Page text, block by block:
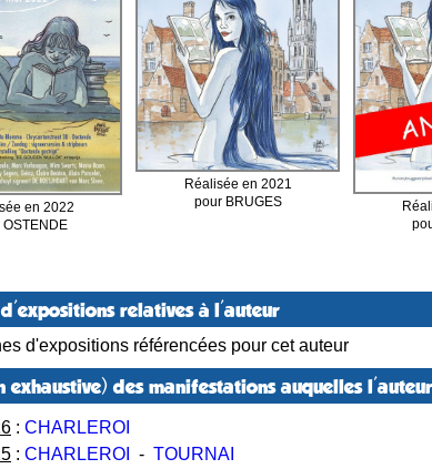
en 2022
OSTENDE
Réalisée en 2021
pour BRUGES
relatives à l'auteur
d'expositions référencées pour cet auteur
exhaustive) des manifestations auquelles
: CHARLEROI
: CHARLEROI - TOURNAI